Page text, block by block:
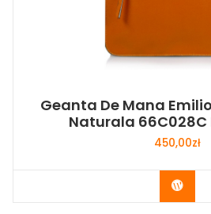
Geanta De Mana
Naturala
450,00zł
Buy